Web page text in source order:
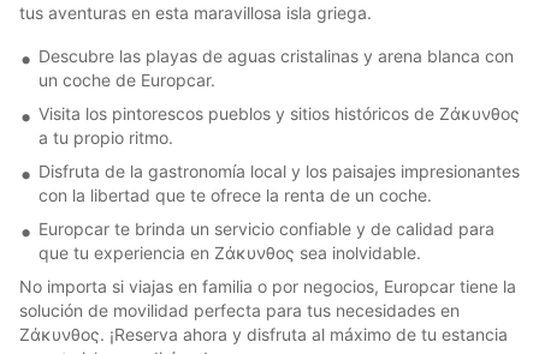
tus aventuras en esta maravillosa isla griega.
Descubre las playas de aguas cristalinas y arena blanca con
un coche de Europcar.
Visita los pintorescos pueblos y sitios históricos de Ζάκυνθος
a tu propio ritmo.
Disfruta de la gastronomía local y los paisajes impresionantes
con la libertad que te ofrece la renta de un coche.
Europcar te brinda un servicio confiable y de calidad para
que tu experiencia en Ζάκυνθος sea inolvidable.
No importa si viajas en familia o por negocios, Europcar tiene la
solución de movilidad perfecta para tus necesidades en
Ζάκυνθος. ¡Reserva ahora y disfruta al máximo de tu estancia